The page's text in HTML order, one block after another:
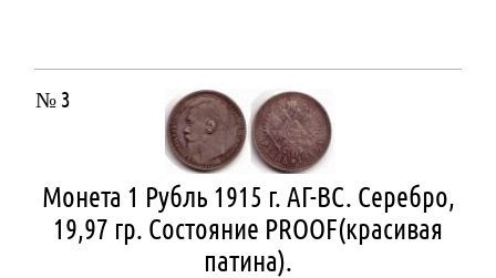
№ 3
Монета 1 Рубль 1915 г. АГ-ВС. Серебро,
19,97 гр. Состояние РROOF(красивая
патина).